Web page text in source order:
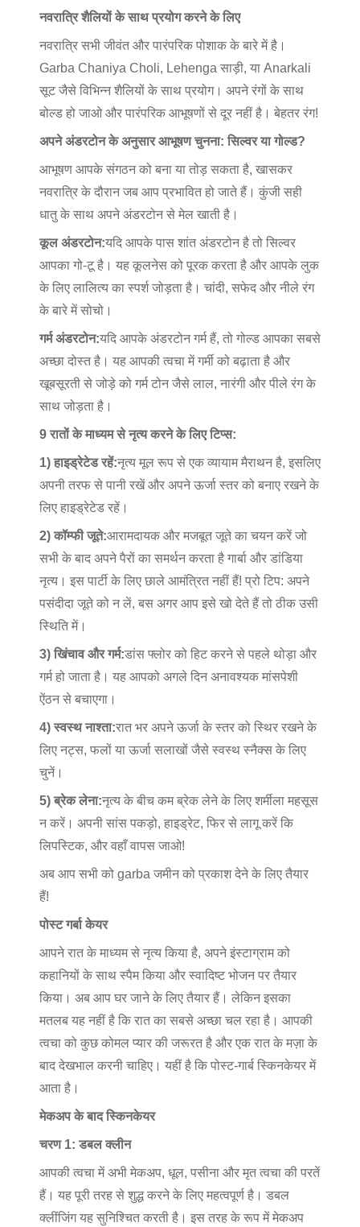
नवरात्रि शैलियों के साथ प्रयोग करने के लिए
नवरात्रि सभी जीवंत और पारंपरिक पोशाक के बारे में है।
Garba Chaniya Choli, Lehenga साड़ी, या Anarkali
सूट जैसे विभिन्न शैलियों के साथ प्रयोग। अपने रंगों के साथ
बोल्ड हो जाओ और पारंपरिक आभूषणों से दूर नहीं है। बेहतर रंग!
अपने अंडरटोन के अनुसार आभूषण चुनना: सिल्वर या गोल्ड?
आभूषण आपके संगठन को बना या तोड़ सकता है, खासकर
नवरात्रि के दौरान जब आप प्रभावित हो जाते हैं। कुंजी सही
धातु के साथ अपने अंडरटोन से मेल खाती है।
कूल अंडरटोन:यदि आपके पास शांत अंडरटोन है तो सिल्वर
आपका गो-टू है। यह कूलनेस को पूरक करता है और आपके लुक
के लिए लालित्य का स्पर्श जोड़ता है। चांदी, सफेद और नीले रंग
के बारे में सोचो।
गर्म अंडरटोन:यदि आपके अंडरटोन गर्म हैं, तो गोल्ड आपका सबसे
अच्छा दोस्त है। यह आपकी त्वचा में गर्मी को बढ़ाता है और
खूबसूरती से जोड़े को गर्म टोन जैसे लाल, नारंगी और पीले रंग के
साथ जोड़ता है।
9 रातों के माध्यम से नृत्य करने के लिए टिप्स:
1) हाइड्रेटेड रहें:नृत्य मूल रूप से एक व्यायाम मैराथन है, इसलिए
अपनी तरफ से पानी रखें और अपने ऊर्जा स्तर को बनाए रखने के
लिए हाइड्रेटेड रहें।
2) कॉम्फी जूते:आरामदायक और मजबूत जूते का चयन करें जो
सभी के बाद अपने पैरों का समर्थन करता है गार्बा और डांडिया
नृत्य। इस पार्टी के लिए छाले आमंत्रित नहीं हैं! प्रो टिप: अपने
पसंदीदा जूते को न लें, बस अगर आप इसे खो देते हैं तो ठीक उसी
स्थिति में।
3) खिंचाव और गर्म:डांस फ्लोर को हिट करने से पहले थोड़ा और
गर्म हो जाता है। यह आपको अगले दिन अनावश्यक मांसपेशी
ऐंठन से बचाएगा।
4) स्वस्थ नाश्ता:रात भर अपने ऊर्जा के स्तर को स्थिर रखने के
लिए नट्स, फलों या ऊर्जा सलाखों जैसे स्वस्थ स्नैक्स के लिए
चुनें।
5) ब्रेक लेना:नृत्य के बीच कम ब्रेक लेने के लिए शर्मीला महसूस
न करें। अपनी सांस पकड़ो, हाइड्रेट, फिर से लागू करें कि
लिपस्टिक, और वहाँ वापस जाओ!
अब आप सभी को garba जमीन को प्रकाश देने के लिए तैयार
हैं!
पोस्ट गर्बा केयर
आपने रात के माध्यम से नृत्य किया है, अपने इंस्टाग्राम को
कहानियों के साथ स्पैम किया और स्वादिष्ट भोजन पर तैयार
किया। अब आप घर जाने के लिए तैयार हैं। लेकिन इसका
मतलब यह नहीं है कि रात का सबसे अच्छा चल रहा है। आपकी
त्वचा को कुछ कोमल प्यार की जरूरत है और एक रात के मज़ा के
बाद देखभाल करनी चाहिए। यहीं है कि पोस्ट-गार्ब स्किनकेयर में
आता है।
मेकअप के बाद स्किनकेयर
चरण 1: डबल क्लीन
आपकी त्वचा में अभी मेकअप, धूल, पसीना और मृत त्वचा की परतें
हैं। यह पूरी तरह से शुद्ध करने के लिए महत्वपूर्ण है। डबल
क्लींजिंग यह सुनिश्चित करती है। इस तरह के रूप में मेकअप